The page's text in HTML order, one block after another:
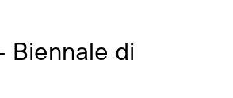
Biennale di